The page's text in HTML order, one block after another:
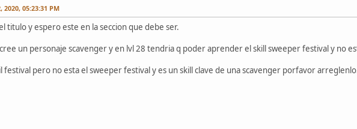
2020, 05:23:31 PM
titulo y espero este en la seccion que debe ser.
un personaje scavenger y en lvl 28 tendria q poder aprender el skill sweeper festival y no
festival pero no esta el sweeper festival y es un skill clave de una scavenger porfavor